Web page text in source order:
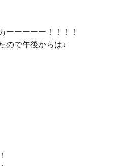
ーーーーー！！！！